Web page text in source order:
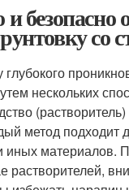
безопасно
со
нескольких
метод подходит
иных материалов.
растворителей,